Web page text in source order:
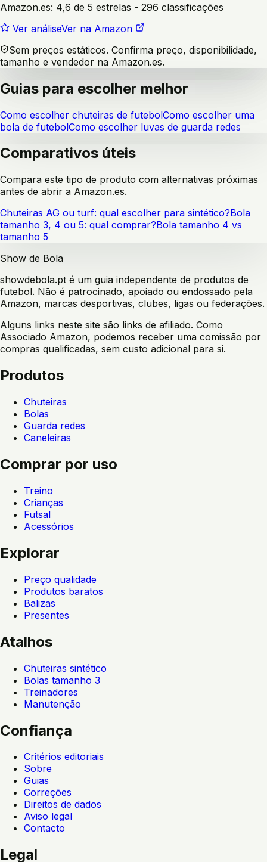
Amazon.es: 4,6 de 5 estrelas - 296 classificações
Ver análiseVer na Amazon
Sem preços estáticos. Confirma preço, disponibilidade,
tamanho e vendedor na Amazon.es.
Guias para escolher melhor
Como escolher chuteiras de futebolComo escolher uma
bola de futebolComo escolher luvas de guarda redes
Comparativos úteis
Compara este tipo de produto com alternativas próximas
antes de abrir a Amazon.es.
Chuteiras AG ou turf: qual escolher para sintético?Bola
tamanho 3, 4 ou 5: qual comprar?Bola tamanho 4 vs
tamanho 5
Show de Bola
showdebola.pt é um guia independente de produtos de
futebol. Não é patrocinado, apoiado ou endossado pela
Amazon, marcas desportivas, clubes, ligas ou federações.
Alguns links neste site são links de afiliado. Como
Associado Amazon, podemos receber uma comissão por
compras qualificadas, sem custo adicional para si.
Produtos
Chuteiras
Bolas
Guarda redes
Caneleiras
Comprar por uso
Treino
Crianças
Futsal
Acessórios
Explorar
Preço qualidade
Produtos baratos
Balizas
Presentes
Atalhos
Chuteiras sintético
Bolas tamanho 3
Treinadores
Manutenção
Confiança
Critérios editoriais
Sobre
Guias
Correções
Direitos de dados
Aviso legal
Contacto
Legal